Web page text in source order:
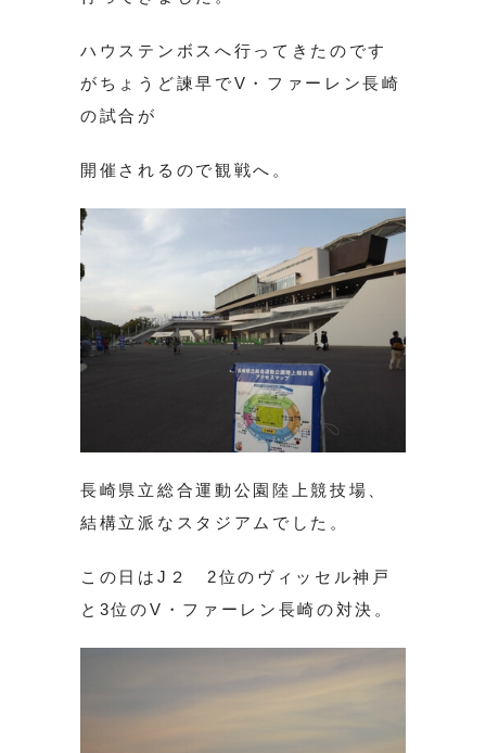
ハウステンボスへ行ってきたのです
がちょうど諫早でV・ファーレン長崎
の試合が
開催されるので観戦へ。
長崎県立総合運動公園陸上競技場、
結構立派なスタジアムでした。
この日はJ２ 2位のヴィッセル神戸
と3位のV・ファーレン長崎の対決。